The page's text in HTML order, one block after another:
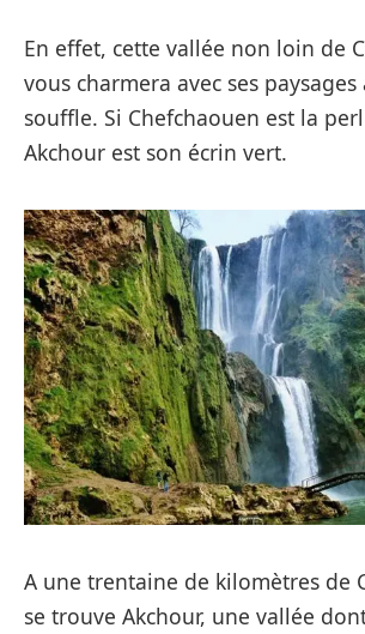
En effet, cette vallée non loin de
vous charmera avec ses
souffle. Si Chefchaouen est la
Akchour est son écrin vert.
A une trentaine de kilomètres de
se trouve Akchour, une vallée